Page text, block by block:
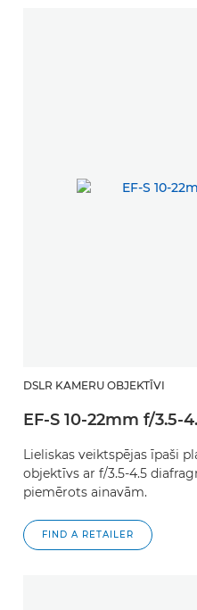
DSLR KAMERU OBJEKTĪVI
EF-S 10-22mm f/3.5-
Lieliskas veiktspējas īpaši
objektīvs ar f/3.5-4.5
piemērots ainavām.
FIND A RETAILER